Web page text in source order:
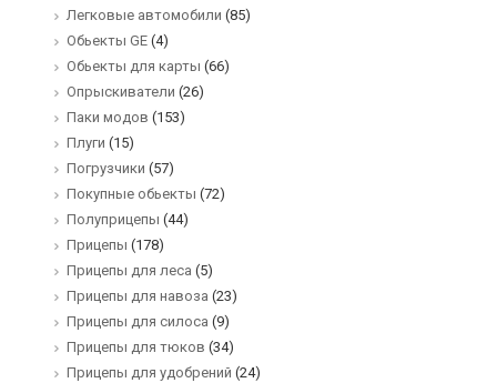
Легковые автомобили (85)
Обьекты GE (4)
Обьекты для карты (66)
Опрыскиватели (26)
Паки модов (153)
Плуги (15)
Погрузчики (57)
Покупные обьекты (72)
Полуприцепы (44)
Прицепы (178)
Прицепы для леса (5)
Прицепы для навоза (23)
Прицепы для силоса (9)
Прицепы для тюков (34)
Прицепы для удобрений (24)